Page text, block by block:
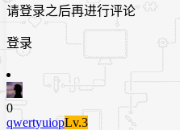
请登录之后再进行评论
登录
0
qwertyuiopLv.3